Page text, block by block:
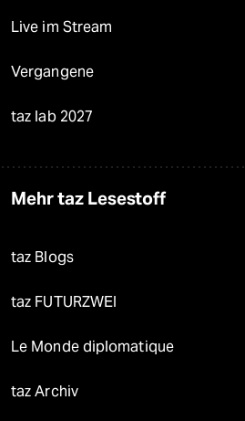
Live im Stream
Vergangene
taz lab 2027
Mehr taz Lesestoff
taz Blogs
taz FUTURZWEI
Le Monde diplomatique
taz Archiv